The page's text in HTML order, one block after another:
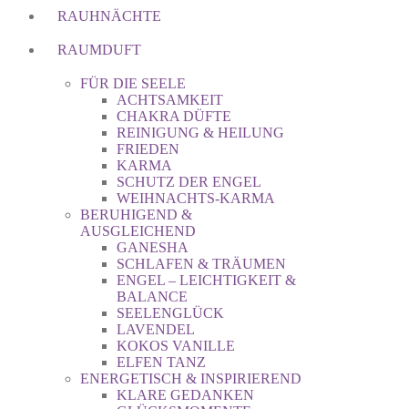
RAUHNÄCHTE
RAUMDUFT
FÜR DIE SEELE
ACHTSAMKEIT
CHAKRA DÜFTE
REINIGUNG & HEILUNG
FRIEDEN
KARMA
SCHUTZ DER ENGEL
WEIHNACHTS-KARMA
BERUHIGEND &
AUSGLEICHEND
GANESHA
SCHLAFEN & TRÄUMEN
ENGEL – LEICHTIGKEIT &
BALANCE
SEELENGLÜCK
LAVENDEL
KOKOS VANILLE
ELFEN TANZ
ENERGETISCH & INSPIRIEREND
KLARE GEDANKEN